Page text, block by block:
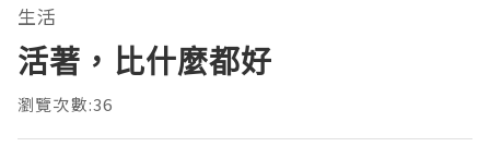
生活
活著，比什麼都好
瀏覽次數:36